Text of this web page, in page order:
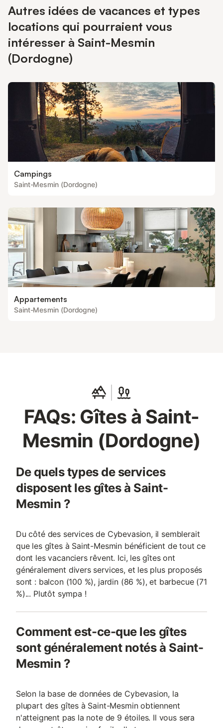
Autres idées de vacances et types
locations qui pourraient vous
intéresser à Saint-Mesmin
(Dordogne)
Campings
Saint-Mesmin (Dordogne)
Appartements
Saint-Mesmin (Dordogne)
FAQs: Gîtes à Saint-
Mesmin (Dordogne)
De quels types de services
disposent les gîtes à Saint-
Mesmin ?
Du côté des services de Cybevasion, il semblerait
que les gîtes à Saint-Mesmin bénéficient de tout ce
dont les vacanciers rêvent. Ici, les gîtes ont
généralement divers services, et les plus proposés
sont : balcon (100 %), jardin (86 %), et barbecue (71
%)... Plutôt sympa !
Comment est-ce-que les gîtes
sont généralement notés à Saint-
Mesmin ?
Selon la base de données de Cybevasion, la
plupart des gîtes à Saint-Mesmin obtiennent
n'atteignent pas la note de 9 étoiles. Il vous sera